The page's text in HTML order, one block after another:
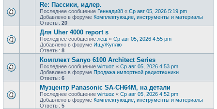
Re: Пассики, идлер.
Последнее сообщение Геннадий8 « Ср авг 05, 2026 5:19 pm
Добавлено в форуме Комплектующие, инструменты и материалы
Ответы: 20
Для Uher 4000 report s
Последнее сообщение леш « Ср авг 05, 2026 4:55 pm
Добавлено в форуме Ищу\Куплю
Ответы: 8
Комплект Sanyo 6100 Architect Series
Последнее сообщение wirtuoz « Ср авг 05, 2026 4:53 pm
Добавлено в форуме Продажа импортной радиотехники
Ответы: 6
Музцентр Panasonic SA-CH64M, на детали
Последнее сообщение wirtuoz « Ср авг 05, 2026 4:52 pm
Добавлено в форуме Комплектующие, инструменты и материалы
Ответы: 5